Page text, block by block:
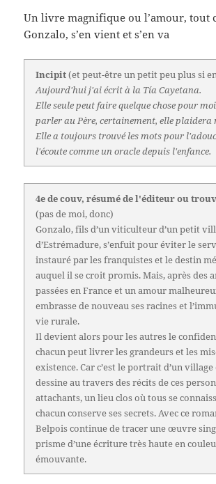
Un livre magnifique ou l’amour, tout
Gonzalo, s’en vient et s’en va
Incipit(et peut-être un petit peu plus si
Aujourd'hui j'ai écrit à la Tía Cayetana.
Elle seule peut faire quelque chose pour
parler au Père, certainement, elle plaidera
Elle a toujours trouvé les mots pour
l'écoute comme un oracle depuis l'enfance.
4e de couv, résumé de l'éditeur ou
(pas de moi, donc)
Gonzalo, fils d’un viticulteur d’un petit
d’Estrémadure, s’enfuit pour éviter le
instauré par les franquistes et le destin
auquel il se croit promis. Mais, après des
passées en France et un amour
embrasse de nouveau ses racines et
vie rurale.
Il devient alors pour les autres le
chacun peut livrer les grandeurs et les
existence. Car c’est le portrait d’un village
dessine au travers des récits de ces
attachants, un lieu clos où tous se
chacun conserve ses secrets. Avec ce
Belpois continue de tracer une œuvre
prisme d’une écriture très haute en
émouvante.